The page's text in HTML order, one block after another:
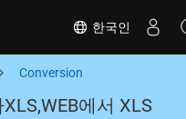
한국인
Conversion
에서 XLS